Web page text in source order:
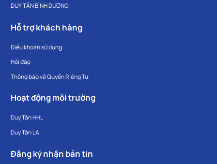
DUY TÂN BÌNH DƯƠNG
Hỗ trợ khách hàng
Điều khoản sử dụng
Hỏi đáp
Thông báo về Quyền Riêng Tư
Hoạt động môi trường
Duy Tân HHL
Duy Tân LA
Đăng ký nhận bản tin